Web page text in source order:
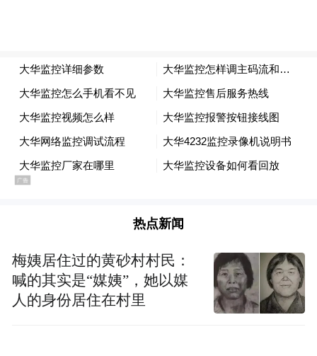
热点新闻
梅姨居住过的黄砂村村民：
喊的其实是“媒姨”，她以媒
人的身份居住在村里